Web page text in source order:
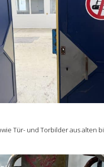
Tür- und Torbilder aus alten